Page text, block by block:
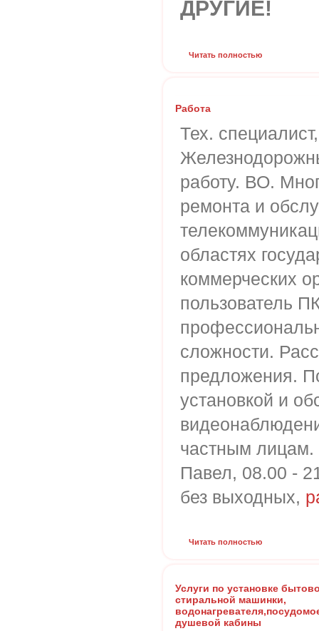
ДРУГИЕ!
Читать полностью
Работа
Тех.
работу. ВО.
ремонта и
областях
коммерческих
пользователь
сложности.
предложения.
установкой и
частным лицам.
Павел, 08.00 -
без выходных,
Читать полностью
Услуги по установке
стиральной машинки,
душевой кабины